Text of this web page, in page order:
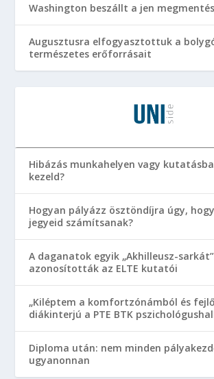
Washington beszállt a jen
Augusztusra elfogyasztottuk a
természetes erőforrásait
Hibázás munkahelyen vagy
kezeld?
Hogyan pályázz ösztöndíjra úgy,
jegyeid számítsanak?
A daganatok egyik „Akhilleusz-sarkát”
azonosították az ELTE kutatói
„Kiléptem a komfortzónámból és
diákinterjú a PTE BTK
Diploma után: nem minden
ugyanonnan